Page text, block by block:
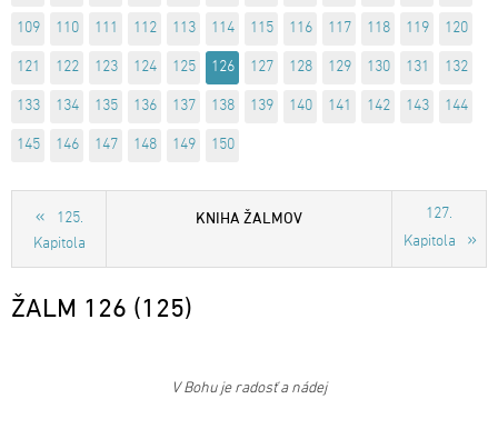
109 110 111 112 113 114 115 116 117 118 119 120
121 122 123 124 125 126 127 128 129 130 131 132
133 134 135 136 137 138 139 140 141 142 143 144
145 146 147 148 149 150
125.
Kapitola
KNIHA ŽALMOV
127.
Kapitola
ŽALM 126 (125)
V Bohu je radosť a nádej